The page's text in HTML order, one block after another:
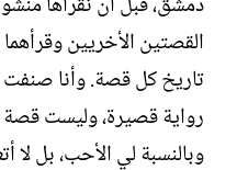
تاريخ كل قصة. وأنا
رواية قصيرة، وليست قصة
وبالنسبة لي الأحب، بل لا